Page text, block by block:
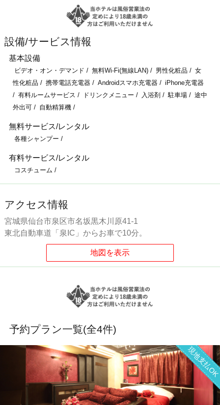
設備/サービス情報
基本設備
ビデオ・オン・デマンド 無料Wi-Fi(無線LAN) 男性化粧品
女
性化粧品
携帯電話充電器 Androidスマホ充電器
iPhone充電器
有料ルームサービス
ドリンクメニュー 入浴剤 駐車場
途中
外出可
自動精算機
無料サービス/レンタル
各種シャンプー
有料サービス/レンタル
コスチューム
アクセス情報
宮城県仙台市泉区市名坂黒木川原41-1
東北自動車道「泉IC」からお車で10分。
予約プラン一覧(全4件)
現地支払OK